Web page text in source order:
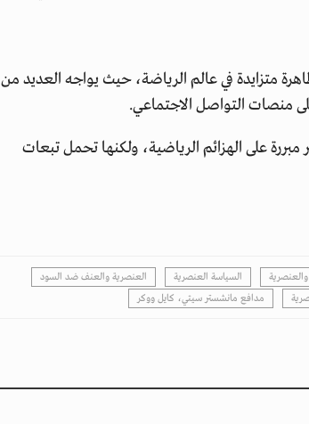
متزايدة في عالم الرياضة، حيث يواجه العديد من
منصات التواصل الاجتماعي.
على الهزائم الرياضية، ولكنها تحمل تبعات
السياسة العنصرية
العنصرية والعنف ضد السود
مدافع مانشستر سيتي، كايل ووكر